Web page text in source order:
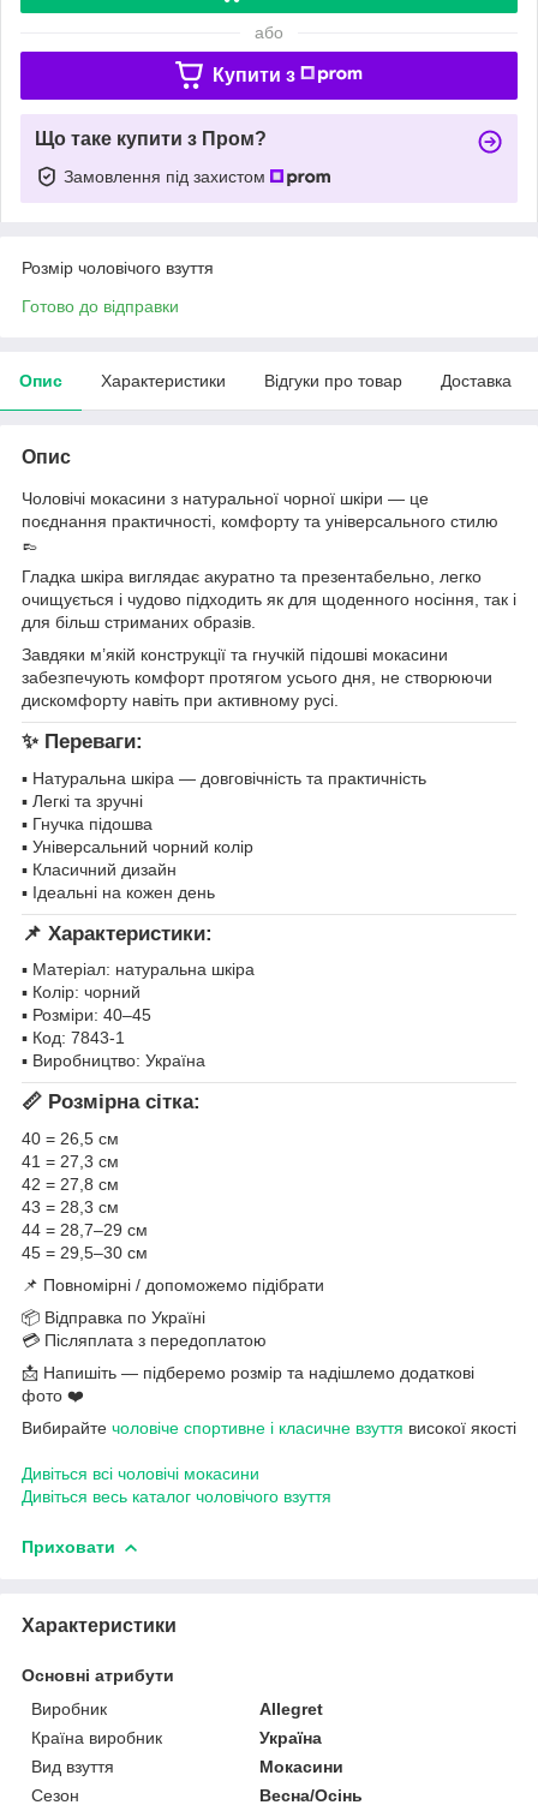
або
Купити з
Що таке купити з Пром?
Замовлення під захистом
Розмір чоловічого взуття
Готово до відправки
Опис Характеристики Відгуки про товар Доставка
Опис
Чоловічі мокасини з натуральної чорної шкіри — це
поєднання практичності, комфорту та універсального стилю
👞
Гладка шкіра виглядає акуратно та презентабельно, легко
очищується і чудово підходить як для щоденного носіння, так і
для більш стриманих образів.
Завдяки м’якій конструкції та гнучкій підошві мокасини
забезпечують комфорт протягом усього дня, не створюючи
дискомфорту навіть при активному русі.
✨ Переваги:
▪️ Натуральна шкіра — довговічність та практичність
▪️ Легкі та зручні
▪️ Гнучка підошва
▪️ Універсальний чорний колір
▪️ Класичний дизайн
▪️ Ідеальні на кожен день
📌 Характеристики:
▪️ Матеріал: натуральна шкіра
▪️ Колір: чорний
▪️ Розміри: 40–45
▪️ Код: 7843-1
▪️ Виробництво: Україна
📏 Розмірна сітка:
40 = 26,5 см
41 = 27,3 см
42 = 27,8 см
43 = 28,3 см
44 = 28,7–29 см
45 = 29,5–30 см
📌 Повномірні / допоможемо підібрати
📦 Відправка по Україні
💳 Післяплата з передоплатою
📩 Напишіть — підберемо розмір та надішлемо додаткові
фото ❤️
Вибирайте чоловіче спортивне і класичне взуття високої якості
Дивіться всі чоловічі мокасини
Дивіться весь каталог чоловічого взуття
Приховати
Характеристики
Основні атрибути
Виробник
Allegret
Країна виробник
Україна
Вид взуття
Мокасини
Сезон
Весна/Осінь